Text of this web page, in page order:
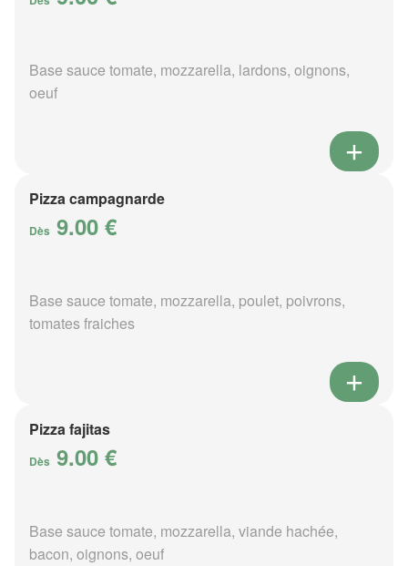
Base sauce tomate, mozzarella, lardons, oignons,
oeuf
Pizza campagnarde
Dès 9.00 €
Base sauce tomate, mozzarella, poulet, poivrons,
tomates fraiches
Pizza fajitas
Dès 9.00 €
Base sauce tomate, mozzarella, viande hachée,
bacon, oignons, oeuf